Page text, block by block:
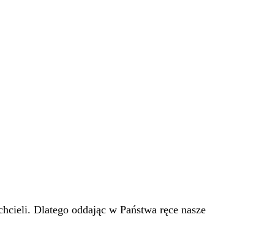
Dlatego oddając w Państwa ręce nasze